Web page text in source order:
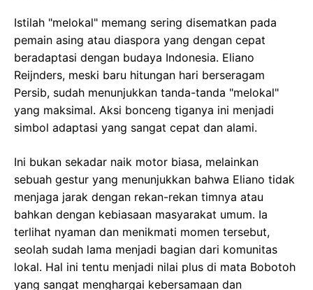
Istilah "melokal" memang sering disematkan pada
pemain asing atau diaspora yang dengan cepat
beradaptasi dengan budaya Indonesia. Eliano
Reijnders, meski baru hitungan hari berseragam
Persib, sudah menunjukkan tanda-tanda "melokal"
yang maksimal. Aksi bonceng tiganya ini menjadi
simbol adaptasi yang sangat cepat dan alami.
Ini bukan sekadar naik motor biasa, melainkan
sebuah gestur yang menunjukkan bahwa Eliano tidak
menjaga jarak dengan rekan-rekan timnya atau
bahkan dengan kebiasaan masyarakat umum. Ia
terlihat nyaman dan menikmati momen tersebut,
seolah sudah lama menjadi bagian dari komunitas
lokal. Hal ini tentu menjadi nilai plus di mata Bobotoh
yang sangat menghargai kebersamaan dan